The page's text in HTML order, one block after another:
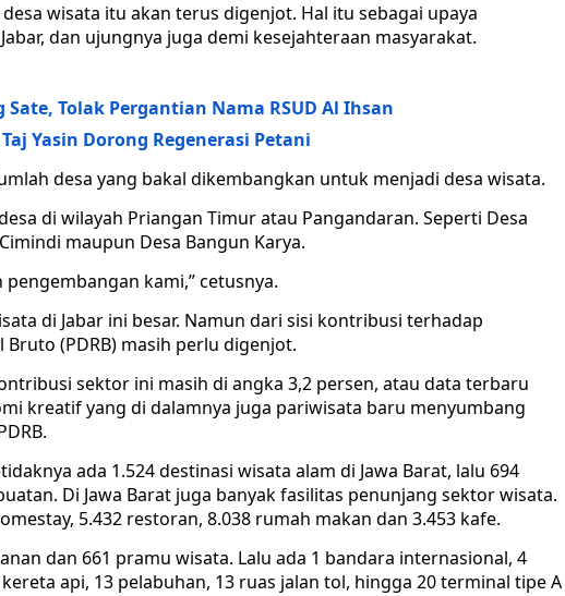
wisata itu akan terus digenjot. Hal itu sebagai upaya
dan ujungnya juga demi kesejahteraan masyarakat.
Sate, Tolak Pergantian Nama RSUD Al Ihsan
Yasin Dorong Regenerasi Petani
desa yang bakal dikembangkan untuk menjadi desa wisata.
di wilayah Priangan Timur atau Pangandaran. Seperti Desa
maupun Desa Bangun Karya.
kami,” cetusnya.
di Jabar ini besar. Namun dari sisi kontribusi terhadap
(PDRB) masih perlu digenjot.
sektor ini masih di angka 3,2 persen, atau data terbaru
kreatif yang di dalamnya juga pariwisata baru menyumbang
ada 1.524 destinasi wisata alam di Jawa Barat, lalu 694
Di Jawa Barat juga banyak fasilitas penunjang sektor wisata.
5.432 restoran, 8.038 rumah makan dan 3.453 kafe.
dan 661 pramu wisata. Lalu ada 1 bandara internasional, 4
api, 13 pelabuhan, 13 ruas jalan tol, hingga 20 terminal tipe A